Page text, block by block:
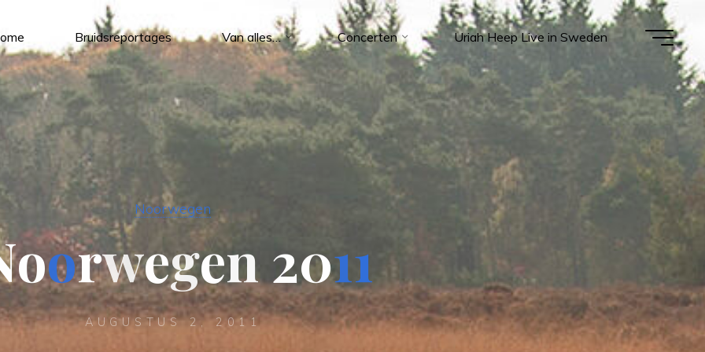
Bruidsreportages Van alles… Concerten Uriah Heep Live in Sweden
Noorwegen
oorwegen 2011
AUGUSTUS 2, 2011